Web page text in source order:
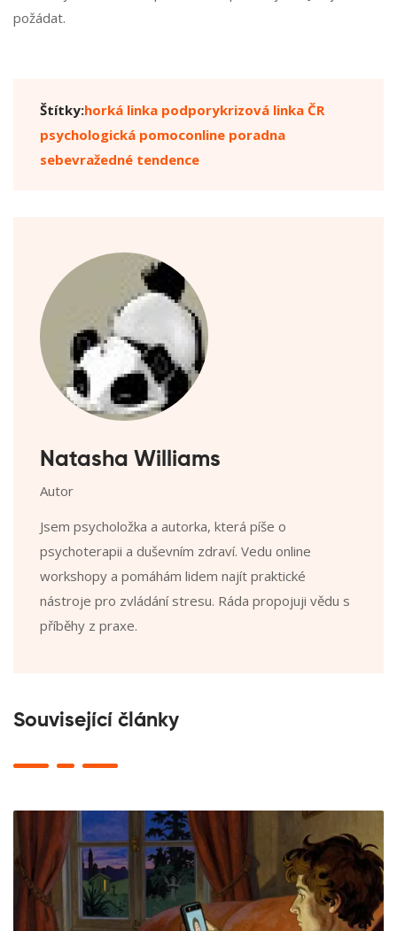
požádat.
Štítky:horká linka podporykrizová linka ČR
psychologická pomoconline poradna
sebevražedné tendence
Natasha Williams
Autor
Jsem psycholožka a autorka, která píše o
psychoterapii a duševním zdraví. Vedu online
workshopy a pomáhám lidem najít praktické
nástroje pro zvládání stresu. Ráda propojuji vědu s
příběhy z praxe.
Související články